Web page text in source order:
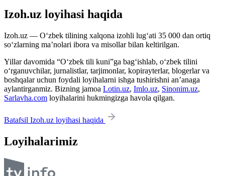
Izoh.uz loyihasi haqida
Izoh.uz — O‘zbek tilining xalqona izohli lug‘ati 35 000 dan ortiq
so‘zlarning ma’nolari ibora va misollar bilan keltirilgan.
Yillar davomida “O‘zbek tili kuni”ga bag‘ishlab, o‘zbek tilini
o‘rganuvchilar, jurnalistlar, tarjimonlar, kopirayterlar, blogerlar va
boshqalar uchun foydali loyihalarni ishga tushirishni an’anaga
aylantirganmiz. Bizning jamoa Lotin.uz, Imlo.uz, Sinonim.uz,
Sarlavha.com loyihalarini hukmingizga havola qilgan.
Batafsil Izoh.uz loyihasi haqida
Loyihalarimiz